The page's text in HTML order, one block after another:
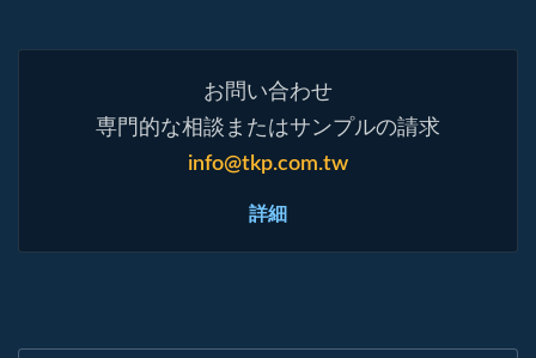
お問い合わせ
専門的な相談またはサンプルの請求
info@tkp.com.tw
詳細